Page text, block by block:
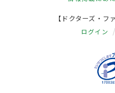
て、血液からウイルス
か、抗原があるかなど
る。血液以外の検体に
【ドクターズ・フ
ログイン